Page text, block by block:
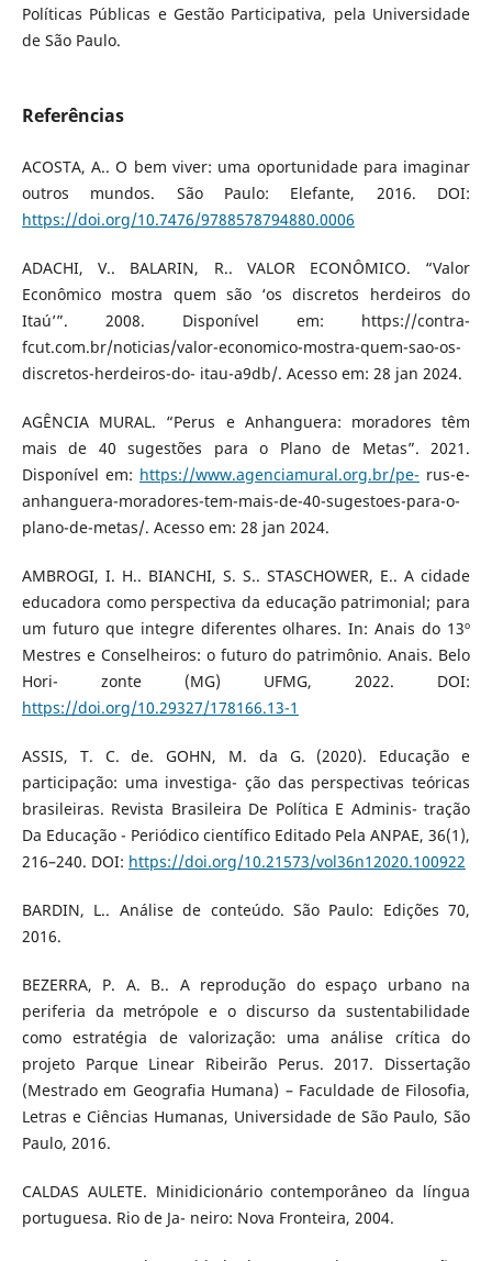
Políticas Públicas e Gestão Participativa, pela Universidade
de São Paulo.
Referências
ACOSTA, A.. O bem viver: uma oportunidade para imaginar
outros mundos. São Paulo: Elefante, 2016. DOI:
https://doi.org/10.7476/9788578794880.0006
ADACHI, V.. BALARIN, R.. VALOR ECONÔMICO. “Valor
Econômico mostra quem são ‘os discretos herdeiros do
Itaú’”. 2008. Disponível em: https://contra-
fcut.com.br/noticias/valor-economico-mostra-quem-sao-os-
discretos-herdeiros-do- itau-a9db/. Acesso em: 28 jan 2024.
AGÊNCIA MURAL. “Perus e Anhanguera: moradores têm
mais de 40 sugestões para o Plano de Metas”. 2021.
Disponível em: https://www.agenciamural.org.br/pe- rus-e-
anhanguera-moradores-tem-mais-de-40-sugestoes-para-o-
plano-de-metas/. Acesso em: 28 jan 2024.
AMBROGI, I. H.. BIANCHI, S. S.. STASCHOWER, E.. A cidade
educadora como perspectiva da educação patrimonial; para
um futuro que integre diferentes olhares. In: Anais do 13º
Mestres e Conselheiros: o futuro do patrimônio. Anais. Belo
Hori- zonte (MG) UFMG, 2022. DOI:
https://doi.org/10.29327/178166.13-1
ASSIS, T. C. de. GOHN, M. da G. (2020). Educação e
participação: uma investiga- ção das perspectivas teóricas
brasileiras. Revista Brasileira De Política E Adminis- tração
Da Educação - Periódico científico Editado Pela ANPAE, 36(1),
216–240. DOI: https://doi.org/10.21573/vol36n12020.100922
BARDIN, L.. Análise de conteúdo. São Paulo: Edições 70,
2016.
BEZERRA, P. A. B.. A reprodução do espaço urbano na
periferia da metrópole e o discurso da sustentabilidade
como estratégia de valorização: uma análise crítica do
projeto Parque Linear Ribeirão Perus. 2017. Dissertação
(Mestrado em Geografia Humana) – Faculdade de Filosofia,
Letras e Ciências Humanas, Universidade de São Paulo, São
Paulo, 2016.
CALDAS AULETE. Minidicionário contemporâneo da língua
portuguesa. Rio de Ja- neiro: Nova Fronteira, 2004.